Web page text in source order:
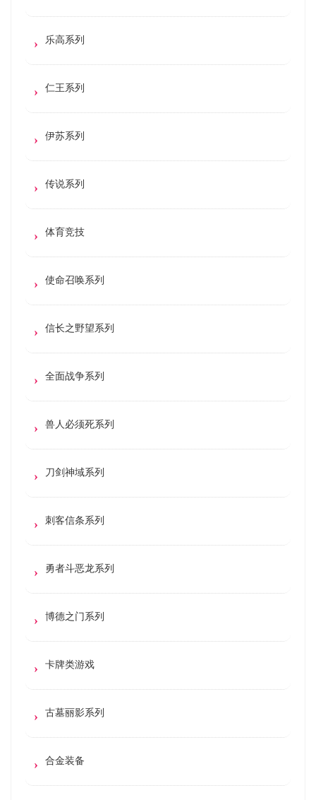
乐高系列
仁王系列
伊苏系列
传说系列
体育竞技
使命召唤系列
信长之野望系列
全面战争系列
兽人必须死系列
刀剑神域系列
刺客信条系列
勇者斗恶龙系列
博德之门系列
卡牌类游戏
古墓丽影系列
合金装备